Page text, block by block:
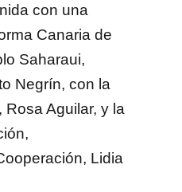
con una
Canaria de
Saharaui,
Negrín, con la
Aguilar, y la
Lidia